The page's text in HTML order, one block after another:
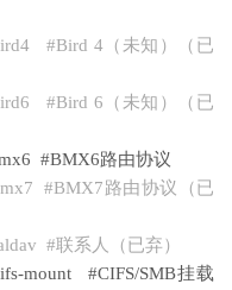
#Bird 4（未知）（已
#Bird 6（未知）（已
#BMX6路由协议
#BMX7路由协议（已
#联系人（已弃）
mount #CIFS/SMB挂载